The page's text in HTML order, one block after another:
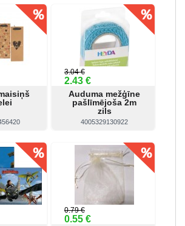
3.04 €
2.43 €
Auduma mežģīne
pašlīmējoša 2m
zils
4005329130922
0.79 €
0.55 €